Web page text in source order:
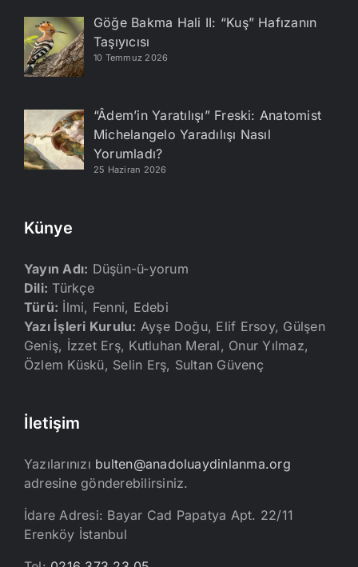
Göğe Bakma Hali II: “Kuş” Hafızanın
Taşıyıcısı
10 Temmuz 2026
“Âdem’in Yaratılışı” Freski: Anatomist
Michelangelo Yaradılışı Nasıl
Yorumladı?
25 Haziran 2026
Künye
Yayın Adı: Düşün-ü-yorum
Dili: Türkçe
Türü: İlmi, Fenni, Edebi
Yazı İşleri Kurulu: Ayşe Doğu, Elif Ersoy, Gülşen
Geniş, İzzet Erş, Kutluhan Meral, Onur Yılmaz,
Özlem Küskü, Selin Erş, Sultan Güvenç
İletişim
Yazılarınızı bulten@anadoluaydinlanma.org
adresine gönderebilirsiniz.
İdare Adresi: Bayar Cad Papatya Apt. 22/11
Erenköy İstanbul